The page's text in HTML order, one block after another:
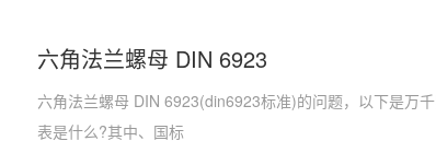
六角法兰螺母 DIN 6923
六角法兰螺母 DIN 6923(din6923标准)的问题，以下是万
表是什么?其中、国标